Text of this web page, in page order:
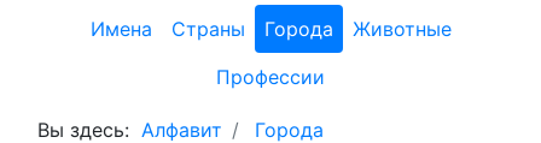
Имена
Страны Города
Животные
Профессии
Вы здесь: Алфавит
Города